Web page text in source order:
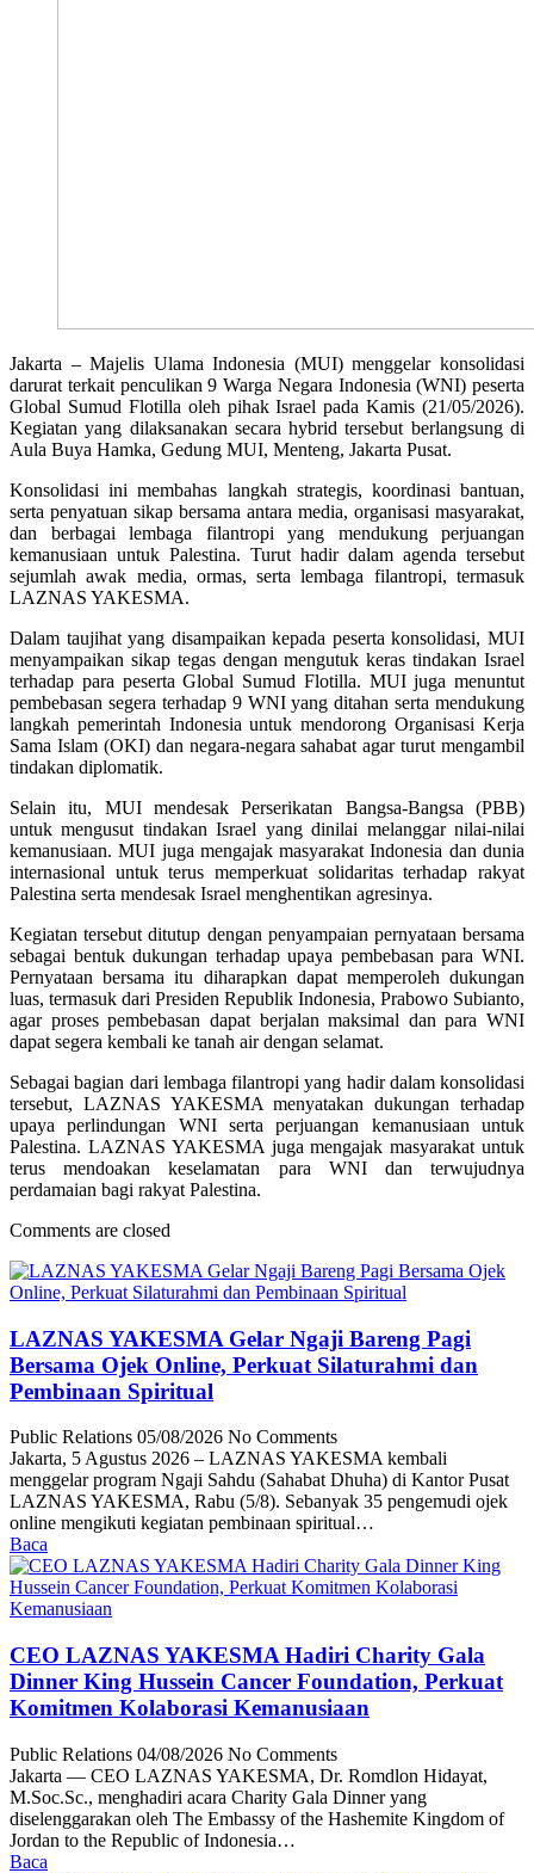
Jakarta – Majelis Ulama Indonesia (MUI) menggelar konsolidasi
darurat terkait penculikan 9 Warga Negara Indonesia (WNI) peserta
Global Sumud Flotilla oleh pihak Israel pada Kamis (21/05/2026).
Kegiatan yang dilaksanakan secara hybrid tersebut berlangsung di
Aula Buya Hamka, Gedung MUI, Menteng, Jakarta Pusat.
Konsolidasi ini membahas langkah strategis, koordinasi bantuan,
serta penyatuan sikap bersama antara media, organisasi masyarakat,
dan berbagai lembaga filantropi yang mendukung perjuangan
kemanusiaan untuk Palestina. Turut hadir dalam agenda tersebut
sejumlah awak media, ormas, serta lembaga filantropi, termasuk
LAZNAS YAKESMA.
Dalam taujihat yang disampaikan kepada peserta konsolidasi, MUI
menyampaikan sikap tegas dengan mengutuk keras tindakan Israel
terhadap para peserta Global Sumud Flotilla. MUI juga menuntut
pembebasan segera terhadap 9 WNI yang ditahan serta mendukung
langkah pemerintah Indonesia untuk mendorong Organisasi Kerja
Sama Islam (OKI) dan negara-negara sahabat agar turut mengambil
tindakan diplomatik.
Selain itu, MUI mendesak Perserikatan Bangsa-Bangsa (PBB)
untuk mengusut tindakan Israel yang dinilai melanggar nilai-nilai
kemanusiaan. MUI juga mengajak masyarakat Indonesia dan dunia
internasional untuk terus memperkuat solidaritas terhadap rakyat
Palestina serta mendesak Israel menghentikan agresinya.
Kegiatan tersebut ditutup dengan penyampaian pernyataan bersama
sebagai bentuk dukungan terhadap upaya pembebasan para WNI.
Pernyataan bersama itu diharapkan dapat memperoleh dukungan
luas, termasuk dari Presiden Republik Indonesia, Prabowo Subianto,
agar proses pembebasan dapat berjalan maksimal dan para WNI
dapat segera kembali ke tanah air dengan selamat.
Sebagai bagian dari lembaga filantropi yang hadir dalam konsolidasi
tersebut, LAZNAS YAKESMA menyatakan dukungan terhadap
upaya perlindungan WNI serta perjuangan kemanusiaan untuk
Palestina. LAZNAS YAKESMA juga mengajak masyarakat untuk
terus mendoakan keselamatan para WNI dan terwujudnya
perdamaian bagi rakyat Palestina.
Comments are closed
LAZNAS YAKESMA Gelar Ngaji Bareng Pagi
Bersama Ojek Online, Perkuat Silaturahmi dan
Pembinaan Spiritual
Public Relations 05/08/2026 No Comments
Jakarta, 5 Agustus 2026 – LAZNAS YAKESMA kembali
menggelar program Ngaji Sahdu (Sahabat Dhuha) di Kantor Pusat
LAZNAS YAKESMA, Rabu (5/8). Sebanyak 35 pengemudi ojek
online mengikuti kegiatan pembinaan spiritual…
Baca
CEO LAZNAS YAKESMA Hadiri Charity Gala
Dinner King Hussein Cancer Foundation, Perkuat
Komitmen Kolaborasi Kemanusiaan
Public Relations 04/08/2026 No Comments
Jakarta — CEO LAZNAS YAKESMA, Dr. Romdlon Hidayat,
M.Soc.Sc., menghadiri acara Charity Gala Dinner yang
diselenggarakan oleh The Embassy of the Hashemite Kingdom of
Jordan to the Republic of Indonesia…
Baca